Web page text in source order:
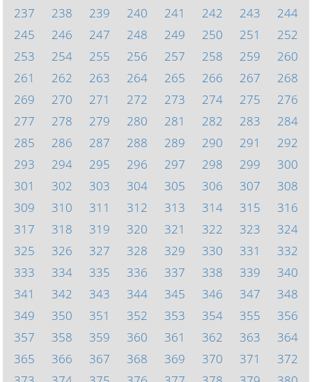
237
238 239 240 241 242 243
244
245
246 247 248 249 250 251
252
253
254 255 256 257 258 259
260
261
262 263 264 265 266 267
268
269
270 271 272 273 274 275
276
277
278 279 280 281 282 283
284
285
286 287 288 289 290 291
292
293
294 295 296 297 298 299
300
301
302 303 304 305 306 307
308
309
310 311 312 313 314 315
316
317
318 319 320 321 322 323
324
325
326 327 328 329 330 331
332
333
334 335 336 337 338 339
340
341
342 343 344 345 346 347
348
349
350 351 352 353 354 355
356
357
358 359 360 361 362 363
364
365
366 367 368 369 370 371
372